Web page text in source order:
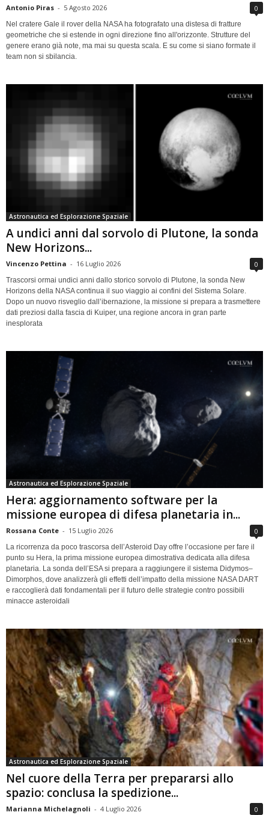
Antonio Piras - 5 Agosto 2026 0
Nel cratere Gale il rover della NASA ha fotografato una distesa di fratture
geometriche che si estende in ogni direzione fino all'orizzonte. Strutture del
genere erano già note, ma mai su questa scala. E su come si siano formate il
team non si sbilancia.
Astronautica ed Esplorazione Spaziale
A undici anni dal sorvolo di Plutone, la sonda
New Horizons...
Vincenzo Pettina - 16 Luglio 2026 0
Trascorsi ormai undici anni dallo storico sorvolo di Plutone, la sonda New
Horizons della NASA continua il suo viaggio ai confini del Sistema Solare.
Dopo un nuovo risveglio dall’ibernazione, la missione si prepara a trasmettere
dati preziosi dalla fascia di Kuiper, una regione ancora in gran parte
inesplorata
Astronautica ed Esplorazione Spaziale
Hera: aggiornamento software per la
missione europea di difesa planetaria in...
Rossana Conte - 15 Luglio 2026 0
La ricorrenza da poco trascorsa dell’Asteroid Day offre l’occasione per fare il
punto su Hera, la prima missione europea dimostrativa dedicata alla difesa
planetaria. La sonda dell’ESA si prepara a raggiungere il sistema Didymos–
Dimorphos, dove analizzerà gli effetti dell’impatto della missione NASA DART
e raccoglierà dati fondamentali per il futuro delle strategie contro possibili
minacce asteroidali
Astronautica ed Esplorazione Spaziale
Nel cuore della Terra per prepararsi allo
spazio: conclusa la spedizione...
Marianna Michelagnoli - 4 Luglio 2026 0